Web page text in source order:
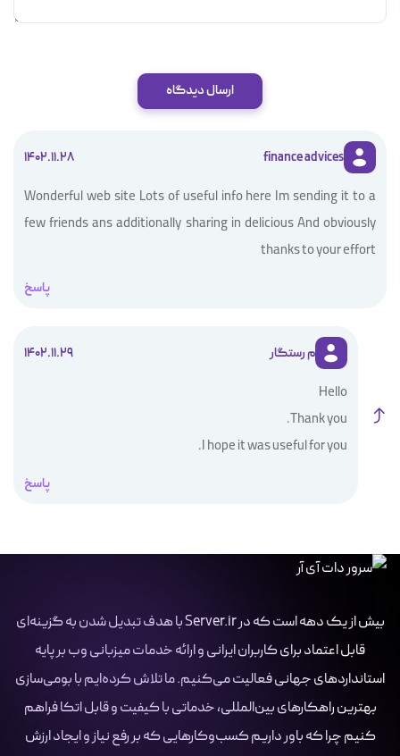
ارسال دیدگاه
finance advices
1402.11.28
Wonderful web site Lots of useful info here Im sending it to a
few friends ans additionally sharing in delicious And obviously
thanks to your effort
پاسخ
م رستگار 1402.11.29
Hello
Thank you.
I hope it was useful for you.
پاسخ
بیش از یک دهه است که در Server.ir با هدف تبدیل شدن به گزینه‌ای
قابل اعتماد برای کاربران ایرانی و ارائه خدمات میزبانی وب بر پایه
استانداردهای جهانی فعالیت می‌کنیم. ما تلاش کرده‌ایم با بومی‌سازی
بهترین راهکارهای بین‌المللی، خدماتی با کیفیت و قابل اتکا فراهم
کنیم چرا که باور داریم کسب‌وکارهایی که بر رفع نیاز و ایجاد ارزش